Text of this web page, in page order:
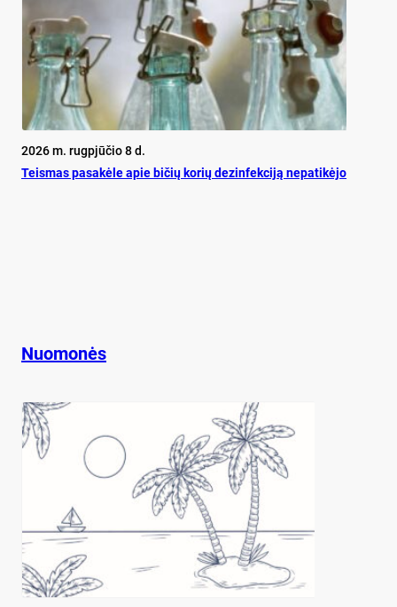
2026 m. rugpjūčio 8 d.
Teis­mas pa­sa­kė­le apie bi­čių ko­rių de­zin­fek­ci­ją ne­pa­ti­kė­jo
Nuomonės